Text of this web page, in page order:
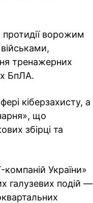
ворожим
тренажерних
БпЛА.
кіберзахисту, а
що
збірці та
України»
галузевих подій —